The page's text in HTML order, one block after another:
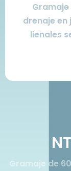
drenaje en
lienales
Gramaje de